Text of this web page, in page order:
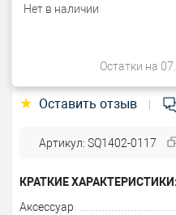
Нет в наличии
Остатки на
★ Оставить отзыв
Артикул: SQ1402-0117
КРАТКИЕ ХАРАКТЕРИСТИКИ:
Аксессуар